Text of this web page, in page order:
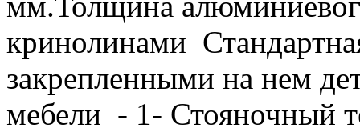
кринолинами
закрепленными на нем
мебели - 1- Стояночный